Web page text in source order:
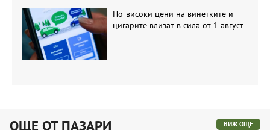
По-високи цени на винетките и
цигарите влизат в сила от 1 август
ОЩЕ ОТ ПАЗАРИ ВИЖ ОЩЕ